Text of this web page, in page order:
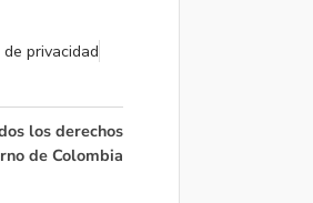
privacidad
los derechos
de Colombia